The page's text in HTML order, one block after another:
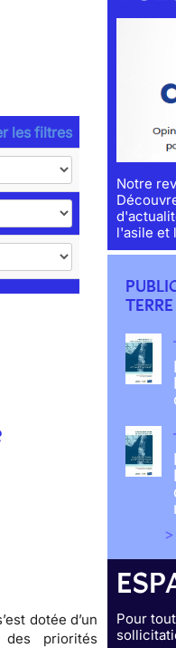
les filtres
dotée d’un
des priorités
Notre
l'asile et
Pour